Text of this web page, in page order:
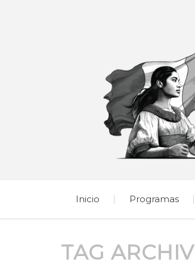
Inicio Programas
TAG